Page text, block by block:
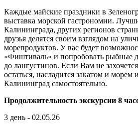
Каждые майские праздники в
выставка морской гастрономии.
Калининграда, других регионов
друзья делятся своим взглядом на
морепродуктов. У вас будет
«Фиштиваль» и попробовать рыбные
до лангустинов. Если Вам не
остаться, насладится закатом и морем
Калининград самостоятельно.
Продолжительность экскурсии 8
3 день - 02.05.26